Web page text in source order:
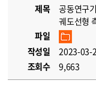
제목
공동연구
궤도선형
파일
작성일
2023-03-
조회수
9,663